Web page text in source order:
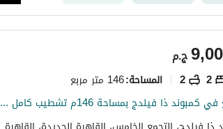
ج.م
2
2 المساحة:146 متر مربع
شقة للبيع في كمبوند ذا فيلدج بمساحة 146م تشطيب كامل وفرش كامل مميز أول استعمال بموقع مميز داخل الكمبوند مناسبة للسكن الفوري فرصة قوية بسعر مميز جدًا